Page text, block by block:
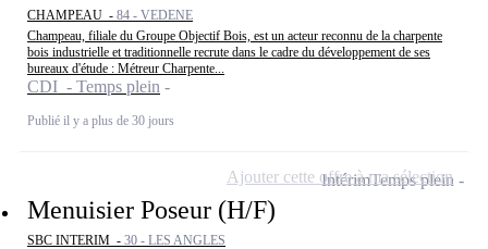
CHAMPEAU - 84 - VEDENE
Champeau, filiale du Groupe Objectif Bois, est un acteur reconnu de la charpente
bois industrielle et traditionnelle recrute dans le cadre du développement de ses
bureaux d'étude : Métreur Charpente...
CDI - Temps plein
Publié il y a plus de 30 jours
Menuisier Poseur (H/F)
SBC INTERIM - 30 - LES ANGLES
IntérimTemps plein
Ajouter cette offre à ma sélection